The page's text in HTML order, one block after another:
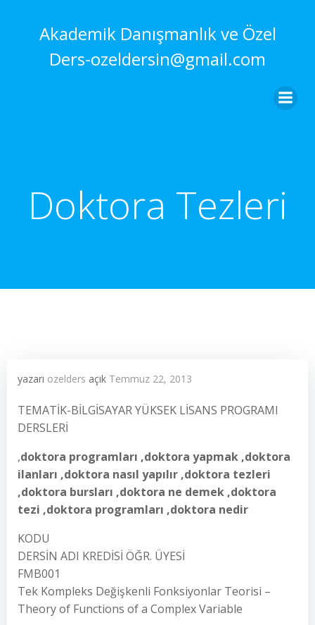
Akademik Danışmanlık ve Özel
Ders-ozeldersin@gmail.com
Doktora Tezleri
yazarı ozelders açık Temmuz 22, 2013
TEMATİK-BİLGİSAYAR YÜKSEK LİSANS PROGRAMI
DERSLERİ
,doktora programları ,doktora yapmak ,doktora
ilanları ,doktora nasıl yapılır ,doktora tezleri
,doktora bursları ,doktora ne demek ,doktora
tezi ,doktora programları ,doktora nedir
KODU
DERSİN ADI KREDİSİ ÖĞR. ÜYESİ
FMB001
Tek Kompleks Değişkenli Fonksiyonlar Teorisi –
Theory of Functions of a Complex Variable